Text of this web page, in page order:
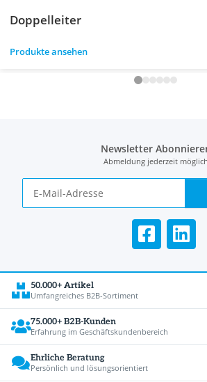
Doppelleiter
Produkte ansehen
Newsletter
Abmeldung jederzeit möglich
50.000+ Artikel
Umfangreiches B2B-Sortiment
75.000+ B2B-Kunden
Erfahrung im Geschäftskundenbereich
Ehrliche Beratung
Persönlich und lösungsorientiert